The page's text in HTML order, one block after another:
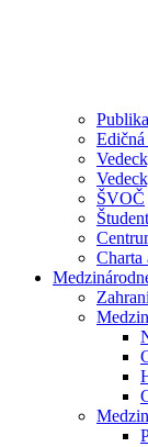
ŠVOČ
Charta